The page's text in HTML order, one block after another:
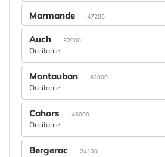
Marmande - 47200
Auch - 32000
Occitanie
Montauban - 82000
Occitanie
Cahors - 46000
Occitanie
Bergerac - 24100